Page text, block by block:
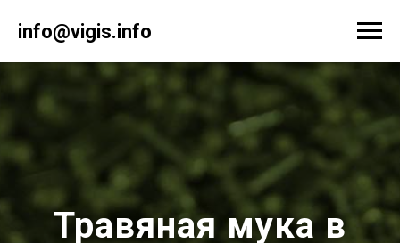
info@vigis.info
Травяная мука в